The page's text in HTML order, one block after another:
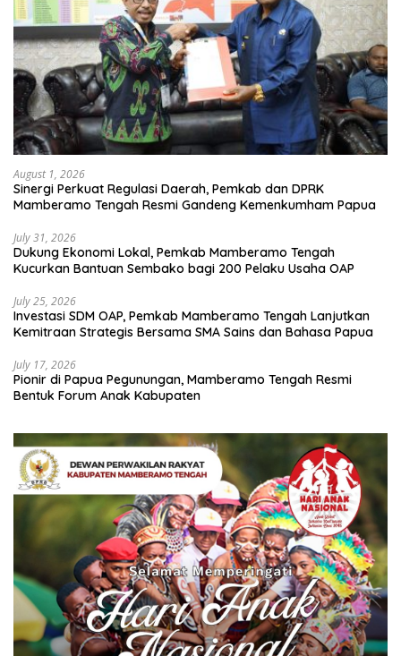
August 1, 2026
Sinergi Perkuat Regulasi Daerah, Pemkab dan DPRK
Mamberamo Tengah Resmi Gandeng Kemenkumham Papua
July 31, 2026
Dukung Ekonomi Lokal, Pemkab Mamberamo Tengah
Kucurkan Bantuan Sembako bagi 200 Pelaku Usaha OAP
July 25, 2026
Investasi SDM OAP, Pemkab Mamberamo Tengah Lanjutkan
Kemitraan Strategis Bersama SMA Sains dan Bahasa Papua
July 17, 2026
Pionir di Papua Pegunungan, Mamberamo Tengah Resmi
Bentuk Forum Anak Kabupaten